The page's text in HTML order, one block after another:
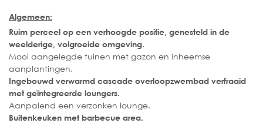
Algemeen:
Ruim perceel op een verhoogde positie, genesteld in de
weelderige, volgroeide omgeving.
Mooi aangelegde tuinen met gazon en inheemse
aanplantingen.
Ingebouwd verwarmd cascade overloopzwembad verfraaid
met geïntegreerde loungers.
Aanpalend een verzonken lounge.
Buitenkeuken met barbecue area.